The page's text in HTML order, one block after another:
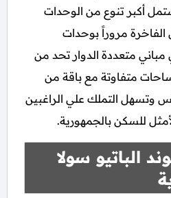
أكبر تنوع من الوحدات
مروراً بوحدات
مباني متعددة الدوار تحد من
متفاوتة مع باقة من
وتسهل التملك علي الراغبين
للسكن بالجمهورية.
الباتيو سولا